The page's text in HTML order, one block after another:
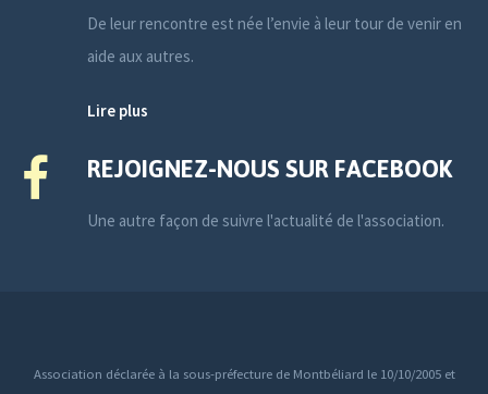
De leur rencontre est née l’envie à leur tour de venir en
aide aux autres.
Lire plus
REJOIGNEZ-NOUS SUR FACEBOOK
Une autre façon de suivre l'actualité de l'association.
Association déclarée à la sous-préfecture de Montbéliard le 10/10/2005 et